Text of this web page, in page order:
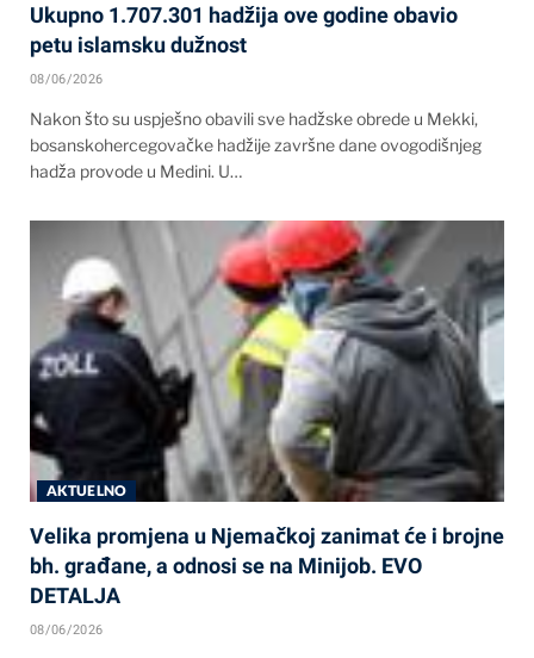
Ukupno 1.707.301 hadžija ove godine obavio
petu islamsku dužnost
08/06/2026
Nakon što su uspješno obavili sve hadžske obrede u Mekki,
bosanskohercegovačke hadžije završne dane ovogodišnjeg
hadža provode u Medini. U…
AKTUELNO
Velika promjena u Njemačkoj zanimat će i brojne
bh. građane, a odnosi se na Minijob. EVO
DETALJA
08/06/2026